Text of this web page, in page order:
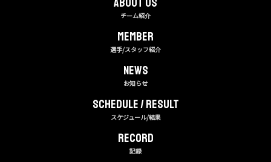
チーム紹介
MEMBER
選手/スタッフ紹介
NEWS
お知らせ
Schedule / Result
スケジュール/結果
RECORD
記録